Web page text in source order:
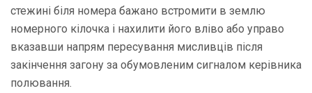
стежині біля номера бажано встромити в землю
номерного кілочка і нахилити його вліво або управо
вказавши напрям пересування мисливців після
закінчення загону за обумовленим сигналом керівника
полювання.